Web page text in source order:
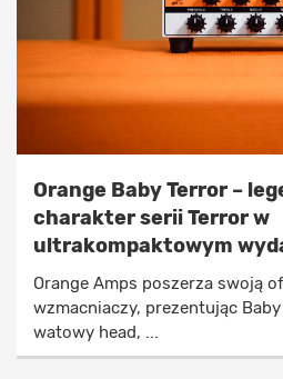
Orange Baby Terror –
charakter serii Terror w
ultrakompaktowym
Orange Amps poszerza swoją
wzmacniaczy, prezentując
watowy head, ...